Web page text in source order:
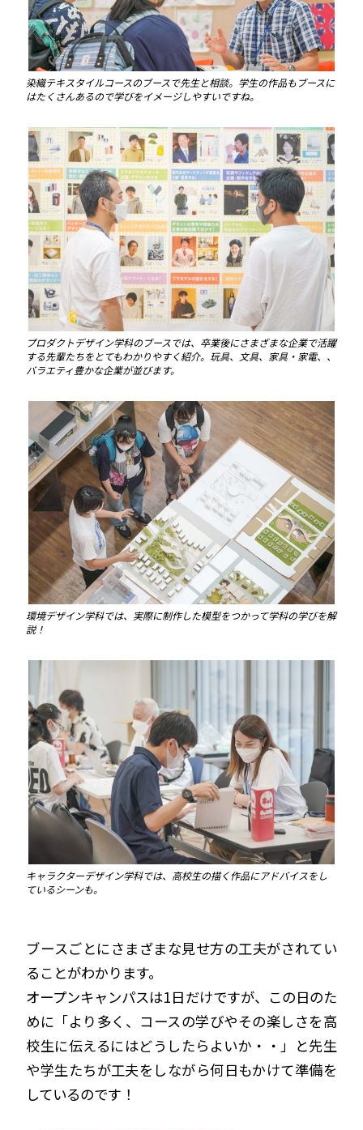
染織テキスタイルコースのブースで先生と相談。学生の作品もブースに
はたくさんあるので学びをイメージしやすいですね。
プロダクトデザイン学科のブースでは、卒業後にさまざまな企業で活躍
する先輩たちをとてもわかりやすく紹介。玩具、文具、家具・家電、、
バラエティ豊かな企業が並びます。
環境デザイン学科では、実際に制作した模型をつかって学科の学びを解
説！
キャラクターデザイン学科では、高校生の描く作品にアドバイスをし
ているシーンも。
ブースごとにさまざまな見せ方の工夫がされてい
ることがわかります。
オープンキャンパスは1日だけですが、この日のた
めに「より多く、コースの学びやその楽しさを高
校生に伝えるにはどうしたらよいか・・」と先生
や学生たちが工夫をしながら何日もかけて準備を
しているのです！